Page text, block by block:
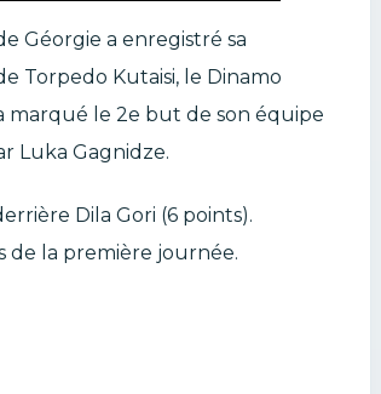
Géorgie a enregistré sa
Torpedo Kutaisi, le Dinamo
marqué le 2e but de son équipe
Luka Gagnidze.
Dila Gori (6 points).
de la première journée.